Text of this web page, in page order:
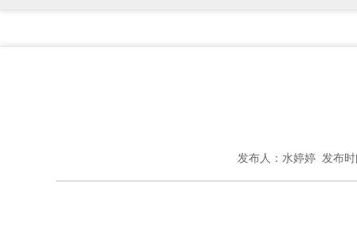
发布人：水婷婷 发布